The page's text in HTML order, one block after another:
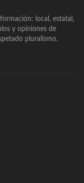
local, estatal,
y opiniones de
pluralismo.